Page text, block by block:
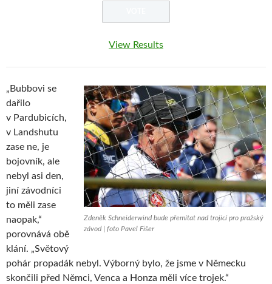
View Results
Zdeněk Schneiderwind bude přemítat nad trojicí pro pražský
závod | foto Pavel Fišer
„Bubbovi se
dařilo
v Pardubicích,
v Landshutu
zase ne, je
bojovník, ale
nebyl asi den,
jiní závodníci
to měli zase
naopak,“
porovnává obě
klání. „Světový
pohár propadák nebyl. Výborný bylo, že jsme v Německu
skončili před Němci, Venca a Honza měli více trojek.“